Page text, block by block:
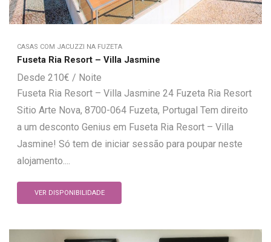
CASAS COM JACUZZI NA FUZETA
Fuseta Ria Resort – Villa Jasmine
210€
Fuseta Ria Resort – Villa Jasmine 24 Fuzeta Ria Resort
Sitio Arte Nova, 8700-064 Fuzeta, Portugal Tem direito
a um desconto Genius em Fuseta Ria Resort – Villa
Jasmine! Só tem de iniciar sessão para poupar neste
alojamento....
VER DISPONIBILIDADE